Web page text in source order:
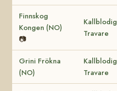
Finnskog
Kongen (NO)
📷
Kallblodig
Travare
Grini Frökna
(NO)
Kallblodig
Travare